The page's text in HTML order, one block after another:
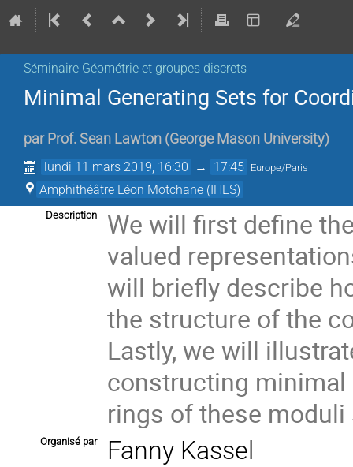
Séminaire Géométrie et groupes discrets
Minimal Generating Sets for
par Prof. Sean Lawton (George Mason University)
lundi 11 mars 2019, 16:30 → 17:45 Europe/Paris
Amphithéâtre Léon Motchane (IHES)
Description
We will first define
valued
will briefly describe
the structure of the
Lastly, we will
constructing
rings of these
Organisé par Fanny Kassel